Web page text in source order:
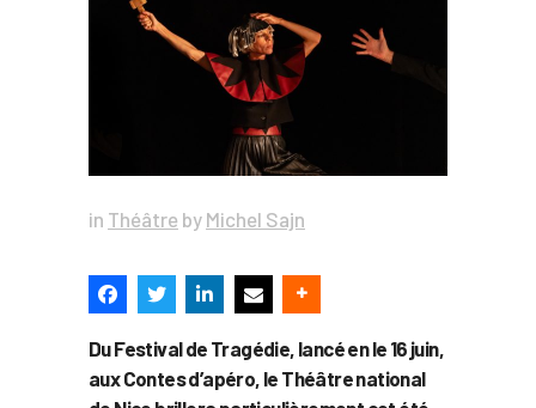
in Théâtre by Michel Sajn
Du Festival de Tragédie, lancé en le 16 juin,
aux Contes d’apéro, le Théâtre national